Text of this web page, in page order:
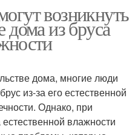
возникнуть
дома из бруса
дома, многие люди
из-за его естественной
Однако, при
влажности